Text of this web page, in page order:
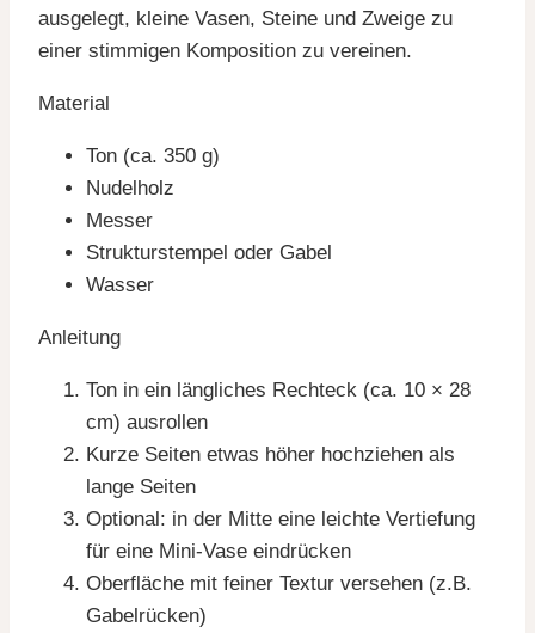
ausgelegt, kleine Vasen, Steine und Zweige zu
einer stimmigen Komposition zu vereinen.
Material
Ton (ca. 350 g)
Nudelholz
Messer
Strukturstempel oder Gabel
Wasser
Anleitung
Ton in ein längliches Rechteck (ca. 10 × 28
cm) ausrollen
Kurze Seiten etwas höher hochziehen als
lange Seiten
Optional: in der Mitte eine leichte Vertiefung
für eine Mini-Vase eindrücken
Oberfläche mit feiner Textur versehen (z.B.
Gabelrücken)